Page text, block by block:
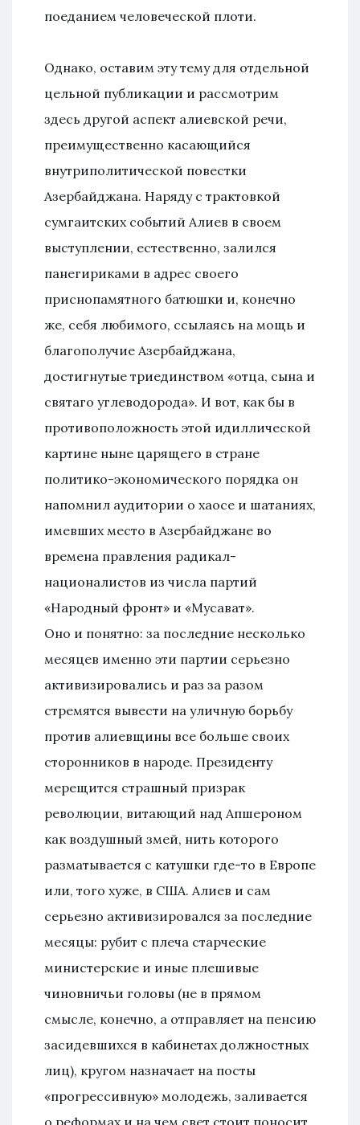
поеданием человеческой плоти.
Однако, оставим эту тему для отдельной
цельной публикации и рассмотрим
здесь другой аспект алиевской речи,
преимущественно касающийся
внутриполитической повестки
Азербайджана. Наряду с трактовкой
сумгаитских событий Алиев в своем
выступлении, естественно, залился
панегириками в адрес своего
приснопамятного батюшки и, конечно
же, себя любимого, ссылаясь на мощь и
благополучие Азербайджана,
достигнутые триединством «отца, сына и
святаго углеводорода». И вот, как бы в
противоположность этой идиллической
картине ныне царящего в стране
политико-экономического порядка он
напомнил аудитории о хаосе и шатаниях,
имевших место в Азербайджане во
времена правления радикал-
националистов из числа партий
«Народный фронт» и «Мусават».
Оно и понятно: за последние несколько
месяцев именно эти партии серьезно
активизировались и раз за разом
стремятся вывести на уличную борьбу
против алиевщины все больше своих
сторонников в народе. Президенту
мерещится страшный призрак
революции, витающий над Апшероном
как воздушный змей, нить которого
разматывается с катушки где-то в Европе
или, того хуже, в США. Алиев и сам
серьезно активизировался за последние
месяцы: рубит с плеча старческие
министерские и иные плешивые
чиновничьи головы (не в прямом
смысле, конечно, а отправляет на пенсию
засидевшихся в кабинетах должностных
лиц), кругом назначает на посты
«прогрессивную» молодежь, заливается